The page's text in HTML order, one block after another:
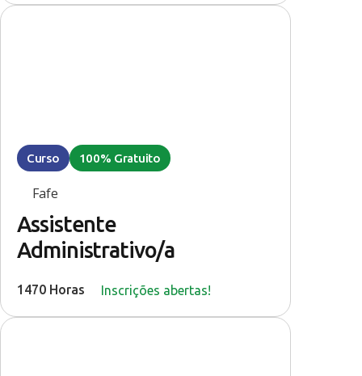
Curso 100% Gratuito
Fafe
Assistente
Administrativo/a
1470 Horas Inscrições abertas!